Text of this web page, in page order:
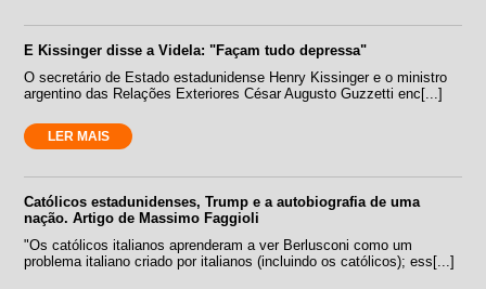
E Kissinger disse a Videla: "Façam tudo depressa"
O secretário de Estado estadunidense Henry Kissinger e o ministro
argentino das Relações Exteriores César Augusto Guzzetti enc[...]
LER MAIS
Católicos estadunidenses, Trump e a autobiografia de uma
nação. Artigo de Massimo Faggioli
"Os católicos italianos aprenderam a ver Berlusconi como um
problema italiano criado por italianos (incluindo os católicos); ess[...]